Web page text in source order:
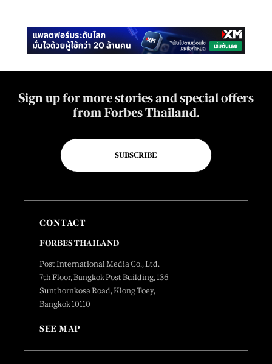
Sign up for more stories and special offers
from Forbes Thailand.
SUBSCRIBE
CONTACT
FORBES THAILAND
Post International Media Co., Ltd.
7th Floor, Bangkok Post Building, 136
Sunthornkosa Road, Klong Toey,
Bangkok 10110
SEE MAP